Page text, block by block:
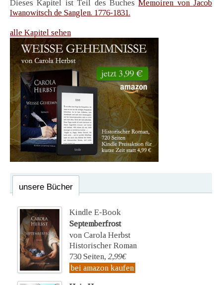
Dieses Kapitel ist Teil des BuchesMemoiren von Jacob
Iwanowitsch de Sanglen. 1776-1831.
alle Kapitel sehen
unsere Bücher
Kindle E-Book
Septemberfrost
von Carola Herbst
Historischer Roman
730 Seiten, 2,99€
bei amazon kaufen